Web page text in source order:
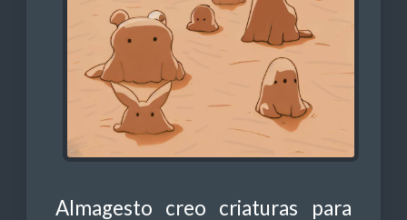
Almagesto creo criaturas para